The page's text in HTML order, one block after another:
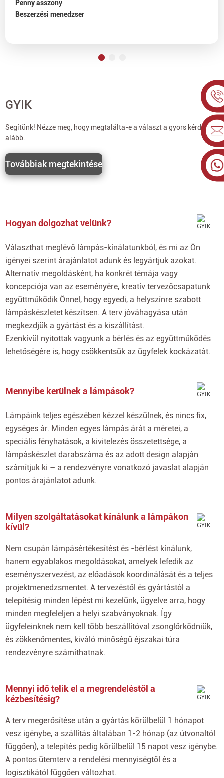
Penny asszony
Beszerzési menedzser
GYIK
Segítünk! Nézze meg, hogy megtalálta-e a választ a gyors kérdésére
alább.
Továbbiak megtekintése
Hogyan dolgozhat velünk?
Választhat meglévő lámpás-kínálatunkból, és mi az Ön
igényei szerint árajánlatot adunk és legyártjuk azokat.
Alternatív megoldásként, ha konkrét témája vagy
koncepciója van az eseményére, kreatív tervezőcsapatunk
együttműködik Önnel, hogy egyedi, a helyszínre szabott
lámpáskészletet készítsen. A terv jóváhagyása után
megkezdjük a gyártást és a kiszállítást.
Ezenkívül nyitottak vagyunk a bérlés és az együttműködés
lehetőségére is, hogy csökkentsük az ügyfelek kockázatát.
Mennyibe kerülnek a lámpások?
Lámpáink teljes egészében kézzel készülnek, és nincs fix,
egységes ár. Minden egyes lámpás árát a méretei, a
speciális fényhatások, a kivitelezés összetettsége, a
lámpáskészlet darabszáma és az adott design alapján
számítjuk ki – a rendezvényre vonatkozó javaslat alapján
pontos árajánlatot adunk.
Milyen szolgáltatásokat kínálunk a lámpákon
kívül?
Nem csupán lámpásértékesítést és -bérlést kínálunk,
hanem egyablakos megoldásokat, amelyek lefedik az
eseményszervezést, az előadások koordinálását és a teljes
projektmenedzsmentet. A tervezéstől és gyártástól a
telepítésig minden lépést mi kezelünk, ügyelve arra, hogy
minden megfeleljen a helyi szabványoknak. Így
ügyfeleinknek nem kell több beszállítóval zsonglőrködniük,
és zökkenőmentes, kiváló minőségű éjszakai túra
rendezvényre számíthatnak.
Mennyi idő telik el a megrendeléstől a
kézbesítésig?
A terv megerősítése után a gyártás körülbelül 1 hónapot
vesz igénybe, a szállítás általában 1-2 hónap (az útvonaltól
függően), a telepítés pedig körülbelül 15 napot vesz igénybe.
A pontos ütemterv a rendelési mennyiségtől és a
logisztikától függően változhat.